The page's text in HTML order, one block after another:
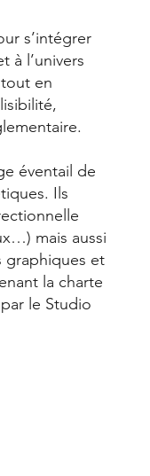
s’intégrer
à l’univers
en
éventail de
Ils
mais aussi
graphiques et
la charte
le Studio